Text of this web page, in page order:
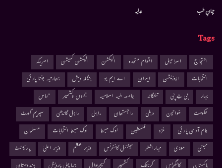
جہانِ طب
عدلیہ
Tags
احتجاج اسرائیل اقوام متحدہ الیکشن الیکشن کمیشن
امریکہ
انتخابات
اپوزیشن ایران اے ایم یو بنگلہ دیش
بھارتیہ جنتا پارٹی
بہار
بی جے پی تلنگانہ جامعہ ملیہ اسلامیہ جموں وکشمیر
حماس
حکومت
خواتین دہلی راجستھان راہل راہل گاندھی
سپریم کورٹ
عام آدمی پارٹی
غزہ فلسطین لوک سبھا لوک سبھا انتخابات
مسلمان
ممبئی
مودی مہاراشٹر نیشنل کانفرنس وزیر اعظم وزیر اعلیٰ
پارلیمنٹ